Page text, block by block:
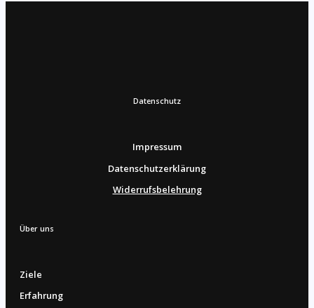
Datenschutz
Impressum
Datenschutzerklärung
Widerrufsbelehrung
Über uns
Ziele
Erfahrung